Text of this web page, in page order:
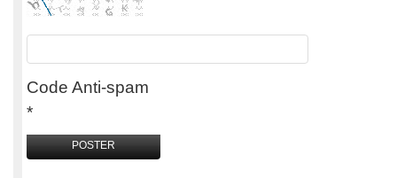
Code Anti-spam
*